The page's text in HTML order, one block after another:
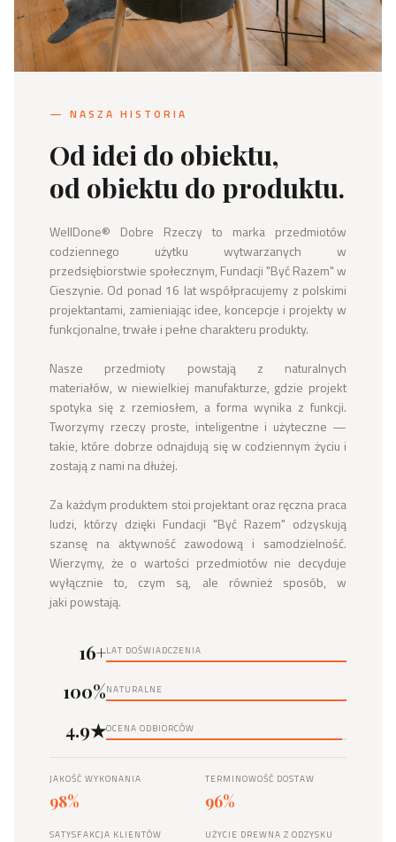
— NASZA HISTORIA
Od idei do obiektu,
od obiektu do produktu.
WellDone® Dobre Rzeczy to marka przedmiotów
codziennego użytku wytwarzanych w
przedsiębiorstwie społecznym, Fundacji "Być Razem" w
Cieszynie. Od ponad 16 lat współpracujemy z polskimi
projektantami, zamieniając idee, koncepcje i projekty w
funkcjonalne, trwałe i pełne charakteru produkty.
Nasze przedmioty powstają z naturalnych
materiałów, w niewielkiej manufakturze, gdzie projekt
spotyka się z rzemiosłem, a forma wynika z funkcji.
Tworzymy rzeczy proste, inteligentne i użyteczne —
takie, które dobrze odnajdują się w codziennym życiu i
zostają z nami na dłużej.
Za każdym produktem stoi projektant oraz ręczna praca
ludzi, którzy dzięki Fundacji "Być Razem" odzyskują
szansę na aktywność zawodową i samodzielność.
Wierzymy, że o wartości przedmiotów nie decyduje
wyłącznie to, czym są, ale również sposób, w
jaki powstają.
16+LAT DOŚWIADCZENIA
100%NATURALNE
4.9★OCENA ODBIORCÓW
JAKOŚĆ WYKONANIA
98%
TERMINOWOŚĆ DOSTAW
96%
SATYSFAKCJA KLIENTÓW UŻYCIE DREWNA Z ODZYSKU